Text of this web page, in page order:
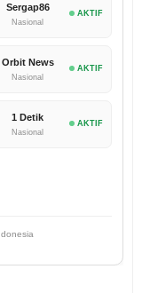
Sergap86
Nasional
AKTIF
Orbit News
Nasional
AKTIF
1 Detik
Nasional
AKTIF